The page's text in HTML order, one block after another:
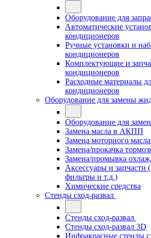
Оборудование для
Автоматические
кондиционеров
Ручные установки и
кондиционеров
Комплектующие и
кондиционеров
Расходные материалы
кондиционеров
Оборудование для замены
Оборудование для
Замена масла в АКПП
Замена моторного масла
Замена/прокачка
Замена/промывка
Аксессуары и запчасти
фильтры и т.д.)
Химические средства
Стенды сход-развал
Стенды сход-развал
Стенды сход-развал 3D
Инфракрасные стенды